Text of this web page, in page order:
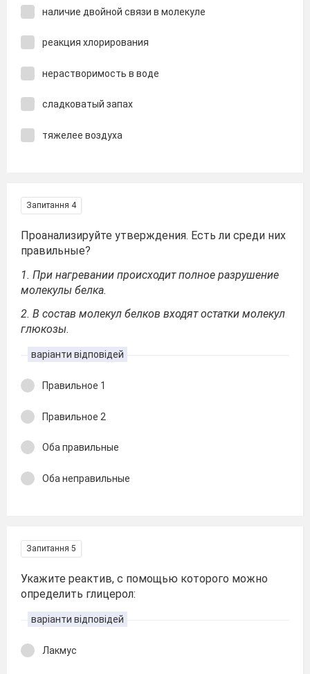
наличие двойной связи в молекуле
реакция хлорирования
нерастворимость в воде
сладковатый запах
тяжелее воздуха
Запитання 4
Проанализируйте утверждения. Есть ли среди них
правильные?
1. При нагревании происходит полное разрушение
молекулы белка.
2. В состав молекул белков входят остатки молекул
глюкозы.
варіанти відповідей
Правильное 1
Правильное 2
Оба правильные
Оба неправильные
Запитання 5
Укажите реактив, с помощью которого можно
определить глицерол:
варіанти відповідей
Лакмус